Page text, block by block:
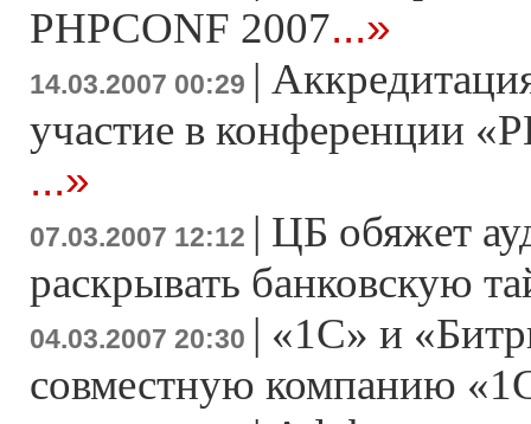
PHPCONF 2007...»
14.03.2007 00:29 |
участие в конференции
...»
07.03.2007 12:12 | ЦБ обяжет
раскрывать банковскую
04.03.2007 20:30 | «1С» и
совместную компанию